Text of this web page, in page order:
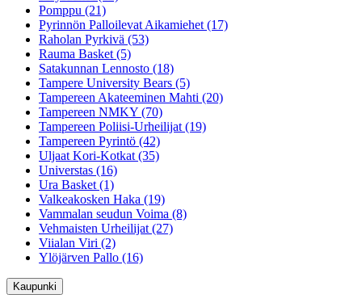
Pomppu (21)
Pyrinnön Palloilevat Aikamiehet (17)
Raholan Pyrkivä (53)
Rauma Basket (5)
Satakunnan Lennosto (18)
Tampere University Bears (5)
Tampereen Akateeminen Mahti (20)
Tampereen NMKY (70)
Tampereen Poliisi-Urheilijat (19)
Tampereen Pyrintö (42)
Uljaat Kori-Kotkat (35)
Universtas (16)
Ura Basket (1)
Valkeakosken Haka (19)
Vammalan seudun Voima (8)
Vehmaisten Urheilijat (27)
Viialan Viri (2)
Ylöjärven Pallo (16)
Kaupunki